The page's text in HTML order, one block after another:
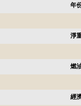
年
淨
燃
經